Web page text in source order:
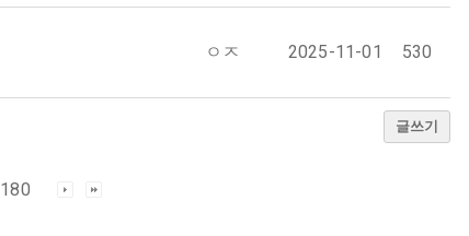
ㅇㅈ 2025-11-01 530
글쓰기
180